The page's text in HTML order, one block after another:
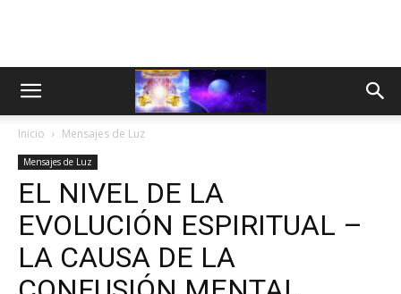
Inicio Mensajes de Luz
Mensajes de Luz
EL NIVEL DE LA
EVOLUCIÓN ESPIRITUAL –
LA CAUSA DE LA